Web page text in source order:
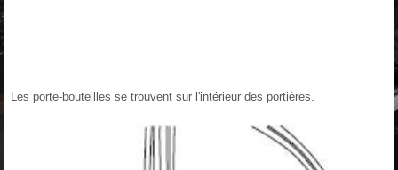
Les porte-bouteilles se trouvent sur l'intérieur des portières.